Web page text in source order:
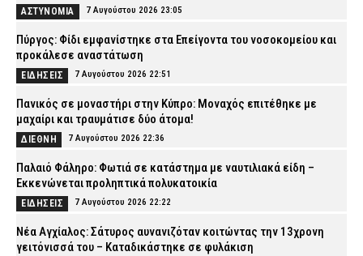
ΑΣΤΥΝΟΜΙΑ 7 Αυγούστου 2026 23:05
Πύργος: Φίδι εμφανίστηκε στα Επείγοντα του νοσοκομείου και
προκάλεσε αναστάτωση
ΕΙΔΗΣΕΙΣ 7 Αυγούστου 2026 22:51
Πανικός σε μοναστήρι στην Κύπρο: Μοναχός επιτέθηκε με
μαχαίρι και τραυμάτισε δύο άτομα!
ΔΙΕΘΝΗ 7 Αυγούστου 2026 22:36
Παλαιό Φάληρο: Φωτιά σε κατάστημα με ναυτιλιακά είδη –
Εκκενώνεται προληπτικά πολυκατοικία
ΕΙΔΗΣΕΙΣ 7 Αυγούστου 2026 22:22
Νέα Αγχίαλος: Σάτυρος αυνανιζόταν κοιτώντας την 13χρονη
γειτόνισσά του – Καταδικάστηκε σε φυλάκιση